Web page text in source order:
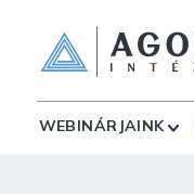
WEBINÁRJAINK